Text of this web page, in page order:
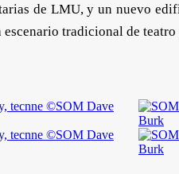
de LMU, y un nuevo
tradicional de